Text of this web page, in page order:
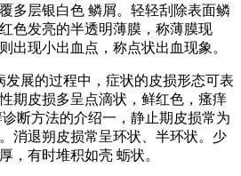
多层银白色 鳞屑。轻轻刮除表面鳞
色发亮的半透明薄膜，称薄膜现
出现小出血点，称点状出血现象。
展的过程中，症状的皮损形态可表
期皮损多呈点滴状，鲜红色，瘙痒
断方法的介绍一，静止期皮损常为
消退朔皮损常呈环状、半环状。少
，有时堆积如壳 蛎状。